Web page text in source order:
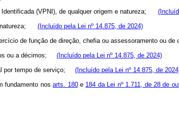
Identificada (VPNI), de qualquer origem e natureza;
natureza; (Incluído pela Lei nº 14.875, de 2024)
de função de direção, chefia ou assessoramento ou
ou a décimos; (Incluído pela Lei nº 14.875, de 2024)
por tempo de serviço; (Incluído pela Lei nº 14.875, de
fundamento nosarts. 180e 184 da Lei nº 1.711, de 28 de